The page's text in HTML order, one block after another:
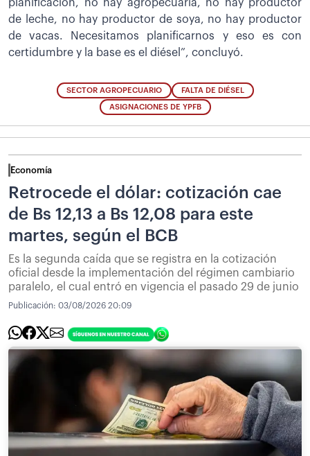
planificación, no hay agropecuaria, no hay productor
de leche, no hay productor de soya, no hay productor
de vacas. Necesitamos planificarnos y eso es con
certidumbre y la base es el diésel”, concluyó.
SECTOR AGROPECUARIO FALTA DE DIÉSEL
ASIGNACIONES DE YPFB
Economía
Retrocede el dólar: cotización cae
de Bs 12,13 a Bs 12,08 para este
martes, según el BCB
Es la segunda caída que se registra en la cotización
oficial desde la implementación del régimen cambiario
paralelo, el cual entró en vigencia el pasado 29 de junio
Publicación: 03/08/2026 20:09